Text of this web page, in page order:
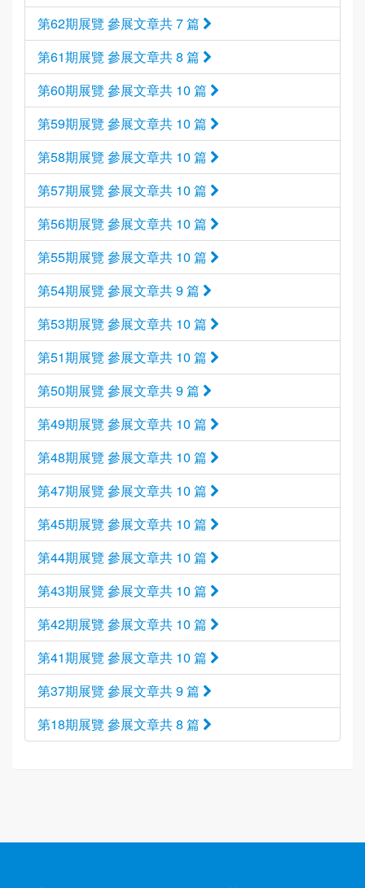
第62期展覽 參展文章共 7 篇
第61期展覽 參展文章共 8 篇
第60期展覽 參展文章共 10 篇
第59期展覽 參展文章共 10 篇
第58期展覽 參展文章共 10 篇
第57期展覽 參展文章共 10 篇
第56期展覽 參展文章共 10 篇
第55期展覽 參展文章共 10 篇
第54期展覽 參展文章共 9 篇
第53期展覽 參展文章共 10 篇
第51期展覽 參展文章共 10 篇
第50期展覽 參展文章共 9 篇
第49期展覽 參展文章共 10 篇
第48期展覽 參展文章共 10 篇
第47期展覽 參展文章共 10 篇
第45期展覽 參展文章共 10 篇
第44期展覽 參展文章共 10 篇
第43期展覽 參展文章共 10 篇
第42期展覽 參展文章共 10 篇
第41期展覽 參展文章共 10 篇
第37期展覽 參展文章共 9 篇
第18期展覽 參展文章共 8 篇